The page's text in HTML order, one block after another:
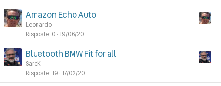
Amazon Echo Auto
Leonardo
Risposte 0 19/06/20
Bluetooth BMW Fit for all
SaroK
Risposte 19 17/02/20